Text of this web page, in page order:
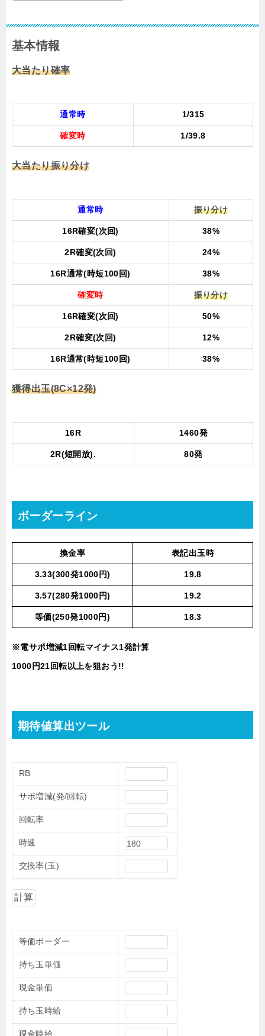
基本情報
大当たり確率
通常時 1/315
確変時 1/39.8
大当たり振り分け
通常時 振り分け
16R確変(次回) 38%
2R確変(次回) 24%
16R通常(時短100回) 38%
確変時 振り分け
16R確変(次回) 50%
2R確変(次回) 12%
16R通常(時短100回) 38%
獲得出玉(8C×12発)
16R 1460発
2R(短開放). 80発
ボーダーライン
換金率 表記出玉時
3.33(300発1000円) 19.8
3.57(280発1000円) 19.2
等価(250発1000円) 18.3
※電サポ増減1回転マイナス1発計算
1000円21回転以上を狙おう!!
期待値算出ツール
RB
サポ増減(発/回転)
回転率
時速
交換率(玉)
等価ボーダー
持ち玉単価
現金単価
持ち玉時給
現金時給